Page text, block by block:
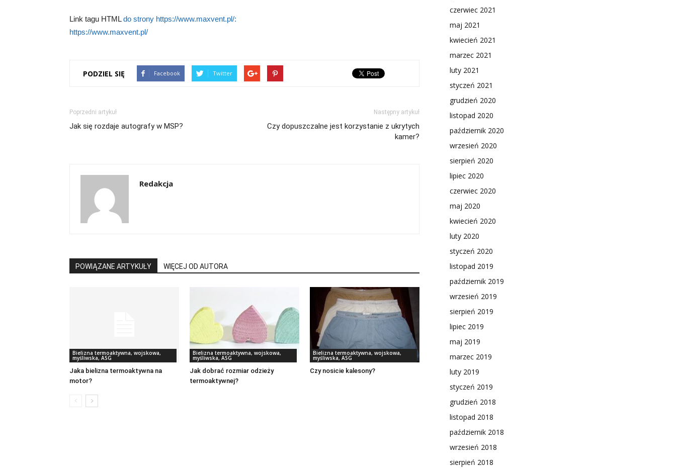
Link tagu HTMLdo strony https://www.maxvent.pl/:
https://www.maxvent.pl/
PODZIEL SIĘ Facebook Twitter
Poprzedni artykuł
Jak się rozdaje autografy w MSP?
Następny artykuł
Czy dopuszczalne jest korzystanie z ukrytych
kamer?
Redakcja
POWIĄZANE ARTYKUŁY WIĘCEJ OD AUTORA
Bielizna termoaktywna, wojskowa,
myśliwska, ASG
Jaka bielizna termoaktywna na
motor?
Bielizna termoaktywna, wojskowa,
myśliwska, ASG
Jak dobrać rozmiar odzieży
termoaktywnej?
Bielizna termoaktywna, wojskowa,
myśliwska, ASG
Czy nosicie kalesony?
czerwiec 2021
maj 2021
kwiecień 2021
marzec 2021
luty 2021
styczeń 2021
grudzień 2020
listopad 2020
październik 2020
wrzesień 2020
sierpień 2020
lipiec 2020
czerwiec 2020
maj 2020
kwiecień 2020
luty 2020
styczeń 2020
listopad 2019
październik 2019
wrzesień 2019
sierpień 2019
lipiec 2019
maj 2019
marzec 2019
luty 2019
styczeń 2019
grudzień 2018
listopad 2018
październik 2018
wrzesień 2018
sierpień 2018